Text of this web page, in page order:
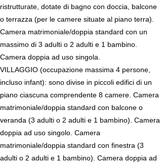
ristrutturate, dotate di bagno con doccia, balcone
o terrazza (per le camere situate al piano terra).
Camera matrimoniale/doppia standard con un
massimo di 3 adulti o 2 adulti e 1 bambino.
Camera doppia ad uso singola.
VILLAGGIO (occupazione massima 4 persone,
incluso infant): sono divise in piccoli edifici di un
piano ciascuna comprendente 8 camere. Camera
matrimoniale/doppia standard con balcone o
veranda (3 adulti o 2 adulti e 1 bambino). Camera
doppia ad uso singolo. Camera
matrimoniale/doppia standard con finestra (3
adulti o 2 adulti e 1 bambino). Camera doppia ad